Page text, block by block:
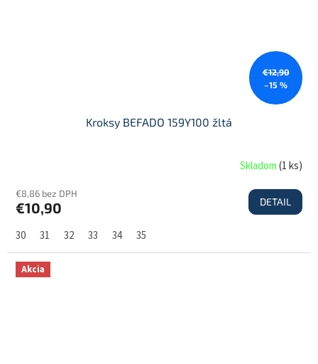
€12,90
–15 %
Kroksy BEFADO 159Y100 žltá
Skladom(1 ks)
€8,86 bez DPH
€10,90 DETAIL
30 31 32 33 34 35
Akcia